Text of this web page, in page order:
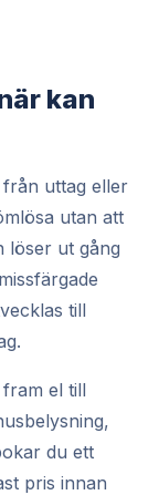
kan
uttag eller
utan att
löser ut gång
till
el till
du ett
pris innan